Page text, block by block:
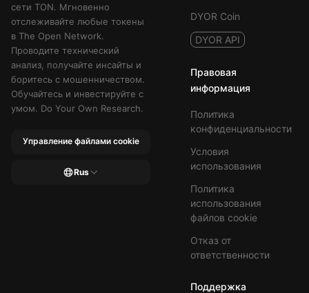
сети TON. Мгновенно
отслеживайте любые токены
в The Open Network.
Проводите технический
анализ, получайте инсайты и
боритесь с мошенничеством.
Обучайтесь и инвестируйте с
умом. Do Your Own Research.
Управление файлами cookie
Rus
DYOR Coin
DYOR API
Правовая
информация
Политика
конфиденциальности
Условия
использования
Политика
использования
файлов cookie
Отказ от
ответственности
Поддержка